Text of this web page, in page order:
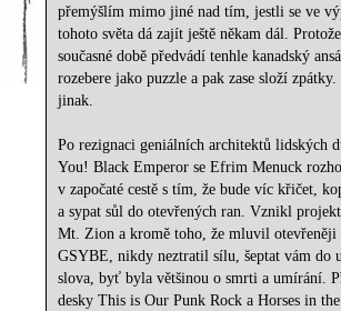
přemýšlím mimo jiné nad tím, jestli se ve
tohoto světa dá zajít ještě někam dál.
současné době předvádí tenhle kanadský
rozebere jako puzzle a pak zase složí
jinak.
Po rezignaci geniálních architektů lidských
You! Black Emperor se Efrim Menuck
v započaté cestě s tím, že bude víc křičet,
a sypat sůl do otevřených ran. Vznikl
Mt. Zion a kromě toho, že mluvil otevřeněji
GSYBE, nikdy neztratil sílu, šeptat vám do
slova, byť byla většinou o smrti a umírání.
desky This is Our Punk Rock a Horses in